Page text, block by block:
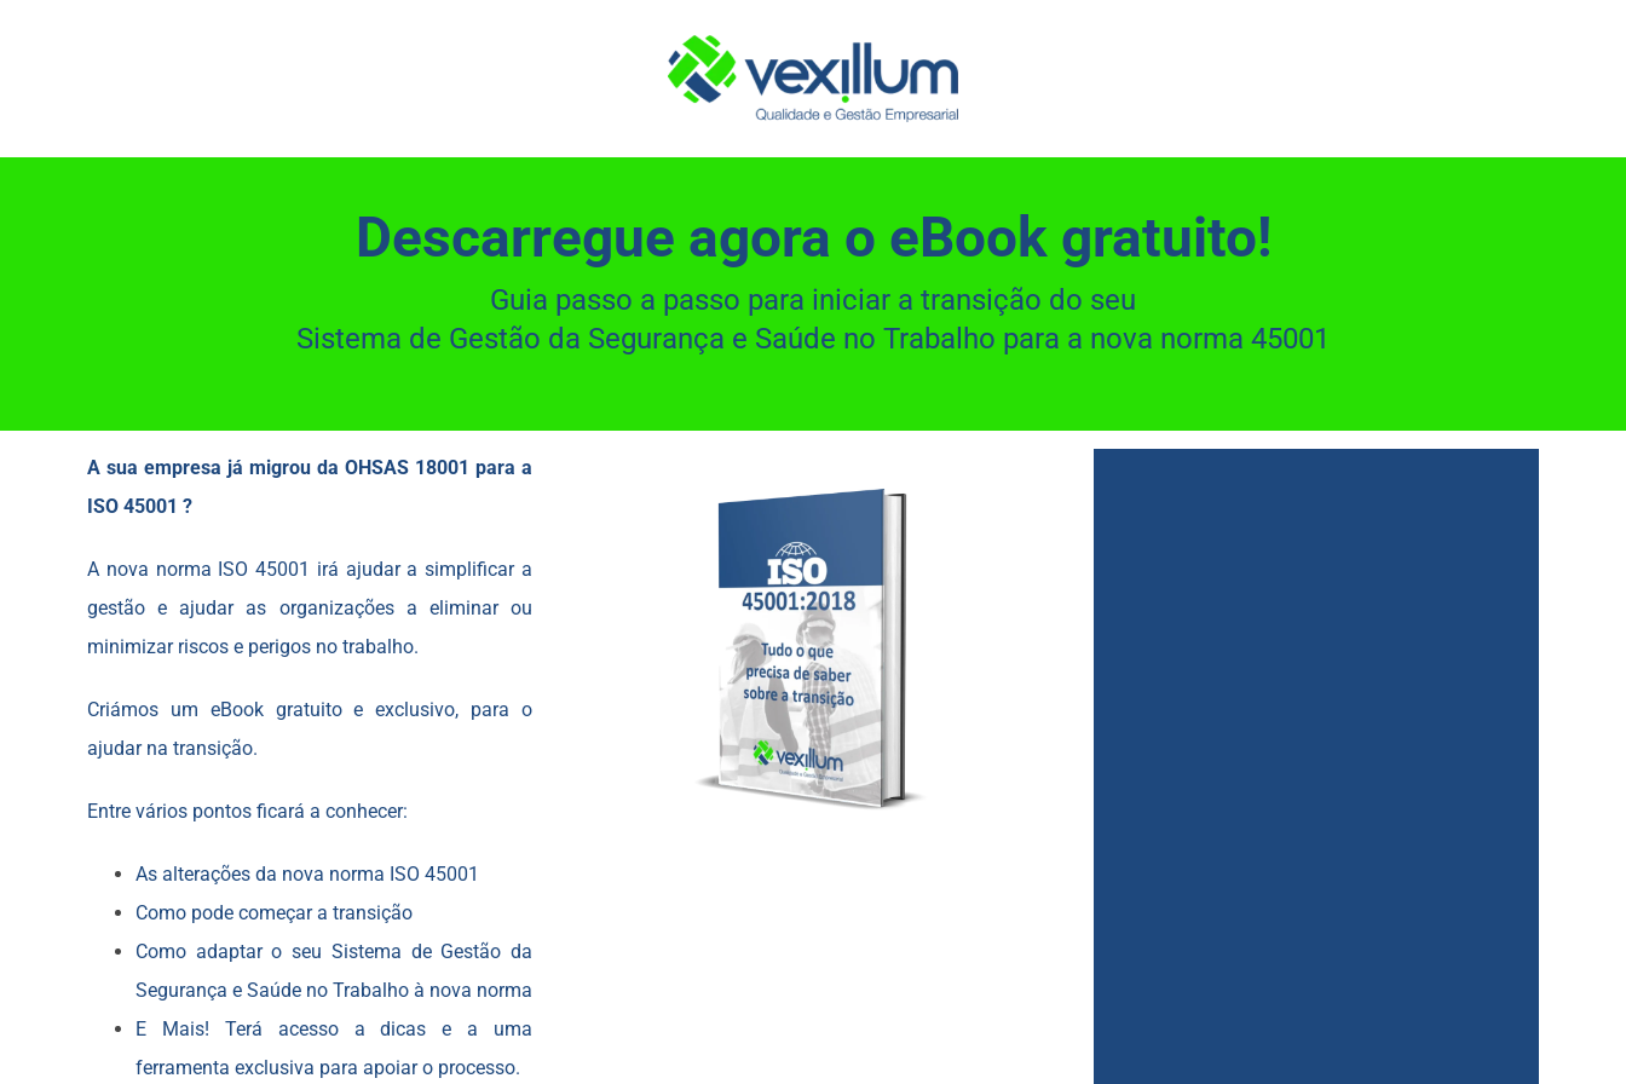
Descarregue agora o eBook gratuito!
Guia passo a passo para iniciar a transição do seu
Sistema de Gestão da Segurança e Saúde no Trabalho para a nova norma 45001
A sua empresa já migrou da OHSAS 18001 para a
ISO 45001 ?
A nova norma ISO 45001 irá ajudar a simplificar a
gestão e ajudar as organizações a eliminar ou
minimizar riscos e perigos no trabalho.
Criámos um eBook gratuito e exclusivo, para o
ajudar na transição.
Entre vários pontos ficará a conhecer:
As alterações da nova norma ISO 45001
Como pode começar a transição
Como adaptar o seu Sistema de Gestão da
Segurança e Saúde no Trabalho à nova norma
E Mais! Terá acesso a dicas e a uma
ferramenta exclusiva para apoiar o processo.